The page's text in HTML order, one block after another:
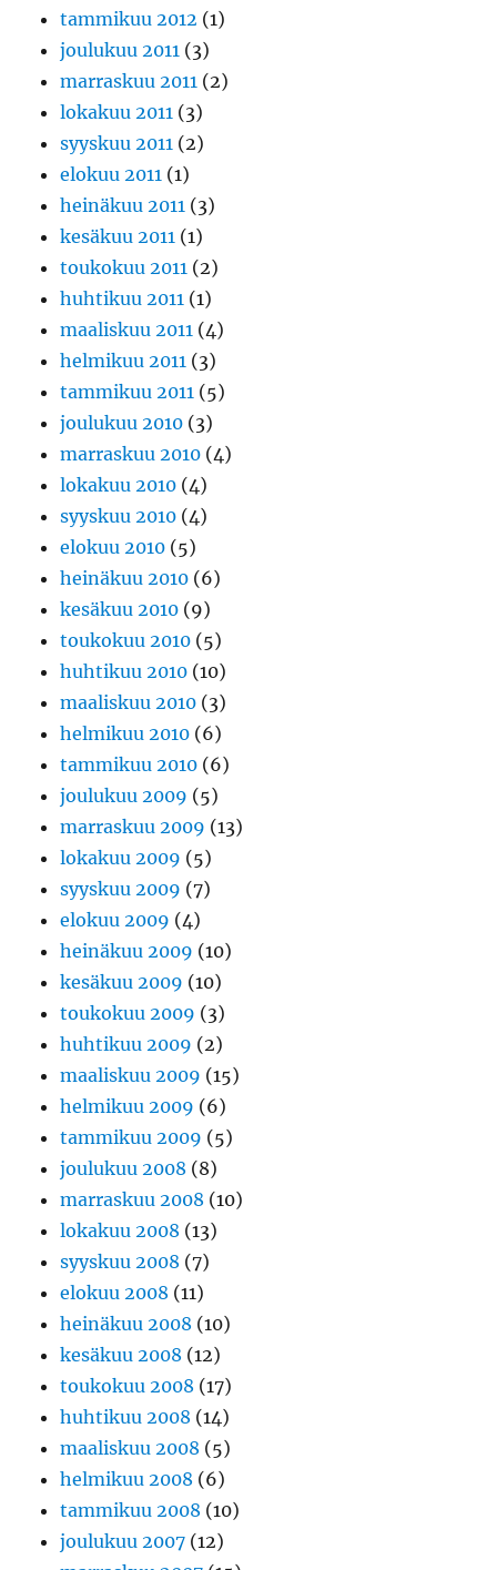
tammikuu 2012 (1)
joulukuu 2011 (3)
marraskuu 2011 (2)
lokakuu 2011 (3)
syyskuu 2011 (2)
elokuu 2011 (1)
heinäkuu 2011 (3)
kesäkuu 2011 (1)
toukokuu 2011 (2)
huhtikuu 2011 (1)
maaliskuu 2011 (4)
helmikuu 2011 (3)
tammikuu 2011 (5)
joulukuu 2010 (3)
marraskuu 2010 (4)
lokakuu 2010 (4)
syyskuu 2010 (4)
elokuu 2010 (5)
heinäkuu 2010 (6)
kesäkuu 2010 (9)
toukokuu 2010 (5)
huhtikuu 2010 (10)
maaliskuu 2010 (3)
helmikuu 2010 (6)
tammikuu 2010 (6)
joulukuu 2009 (5)
marraskuu 2009 (13)
lokakuu 2009 (5)
syyskuu 2009 (7)
elokuu 2009 (4)
heinäkuu 2009 (10)
kesäkuu 2009 (10)
toukokuu 2009 (3)
huhtikuu 2009 (2)
maaliskuu 2009 (15)
helmikuu 2009 (6)
tammikuu 2009 (5)
joulukuu 2008 (8)
marraskuu 2008 (10)
lokakuu 2008 (13)
syyskuu 2008 (7)
elokuu 2008 (11)
heinäkuu 2008 (10)
kesäkuu 2008 (12)
toukokuu 2008 (17)
huhtikuu 2008 (14)
maaliskuu 2008 (5)
helmikuu 2008 (6)
tammikuu 2008 (10)
joulukuu 2007 (12)